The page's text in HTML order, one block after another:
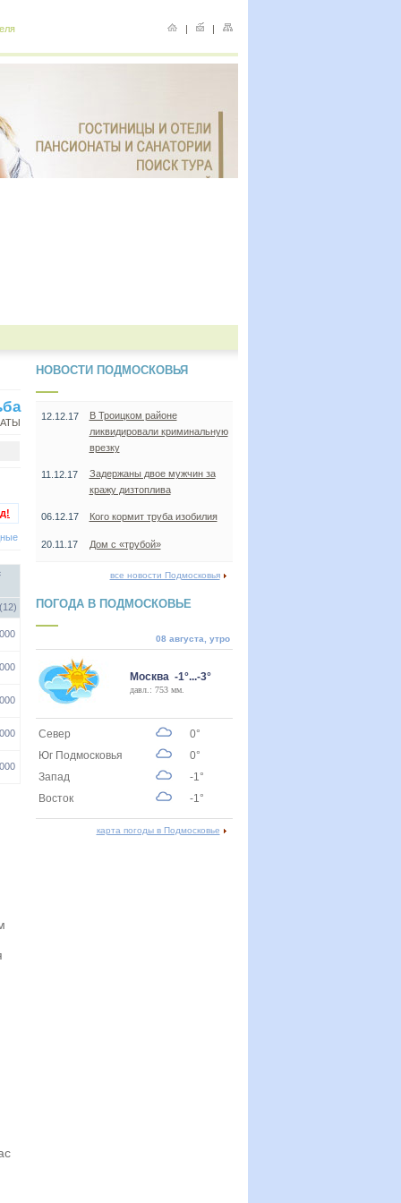
| |
НОВОСТИ ПОДМОСКОВЬЯ
12.12.17
В Троицком районе
ликвидировали криминальную
врезку
11.12.17
Задержаны двое мужчин за
кражу дизтоплива
06.12.17 Кого кормит труба изобилия
20.11.17 Дом с «трубой»
все новости Подмосковья
ПОГОДА В ПОДМОСКОВЬЕ
08 августа, утро
Москва -1°...-3°
давл.: 753 мм.
Север
0°
Юг Подмосковья
0°
Запад
-1°
Восток
-1°
карта погоды в Подмосковье